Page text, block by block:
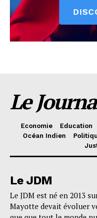
Le
Economie Education
Océan Indien
Le JDM
Le JDM est né en 2013
Mayotte devait évoluer